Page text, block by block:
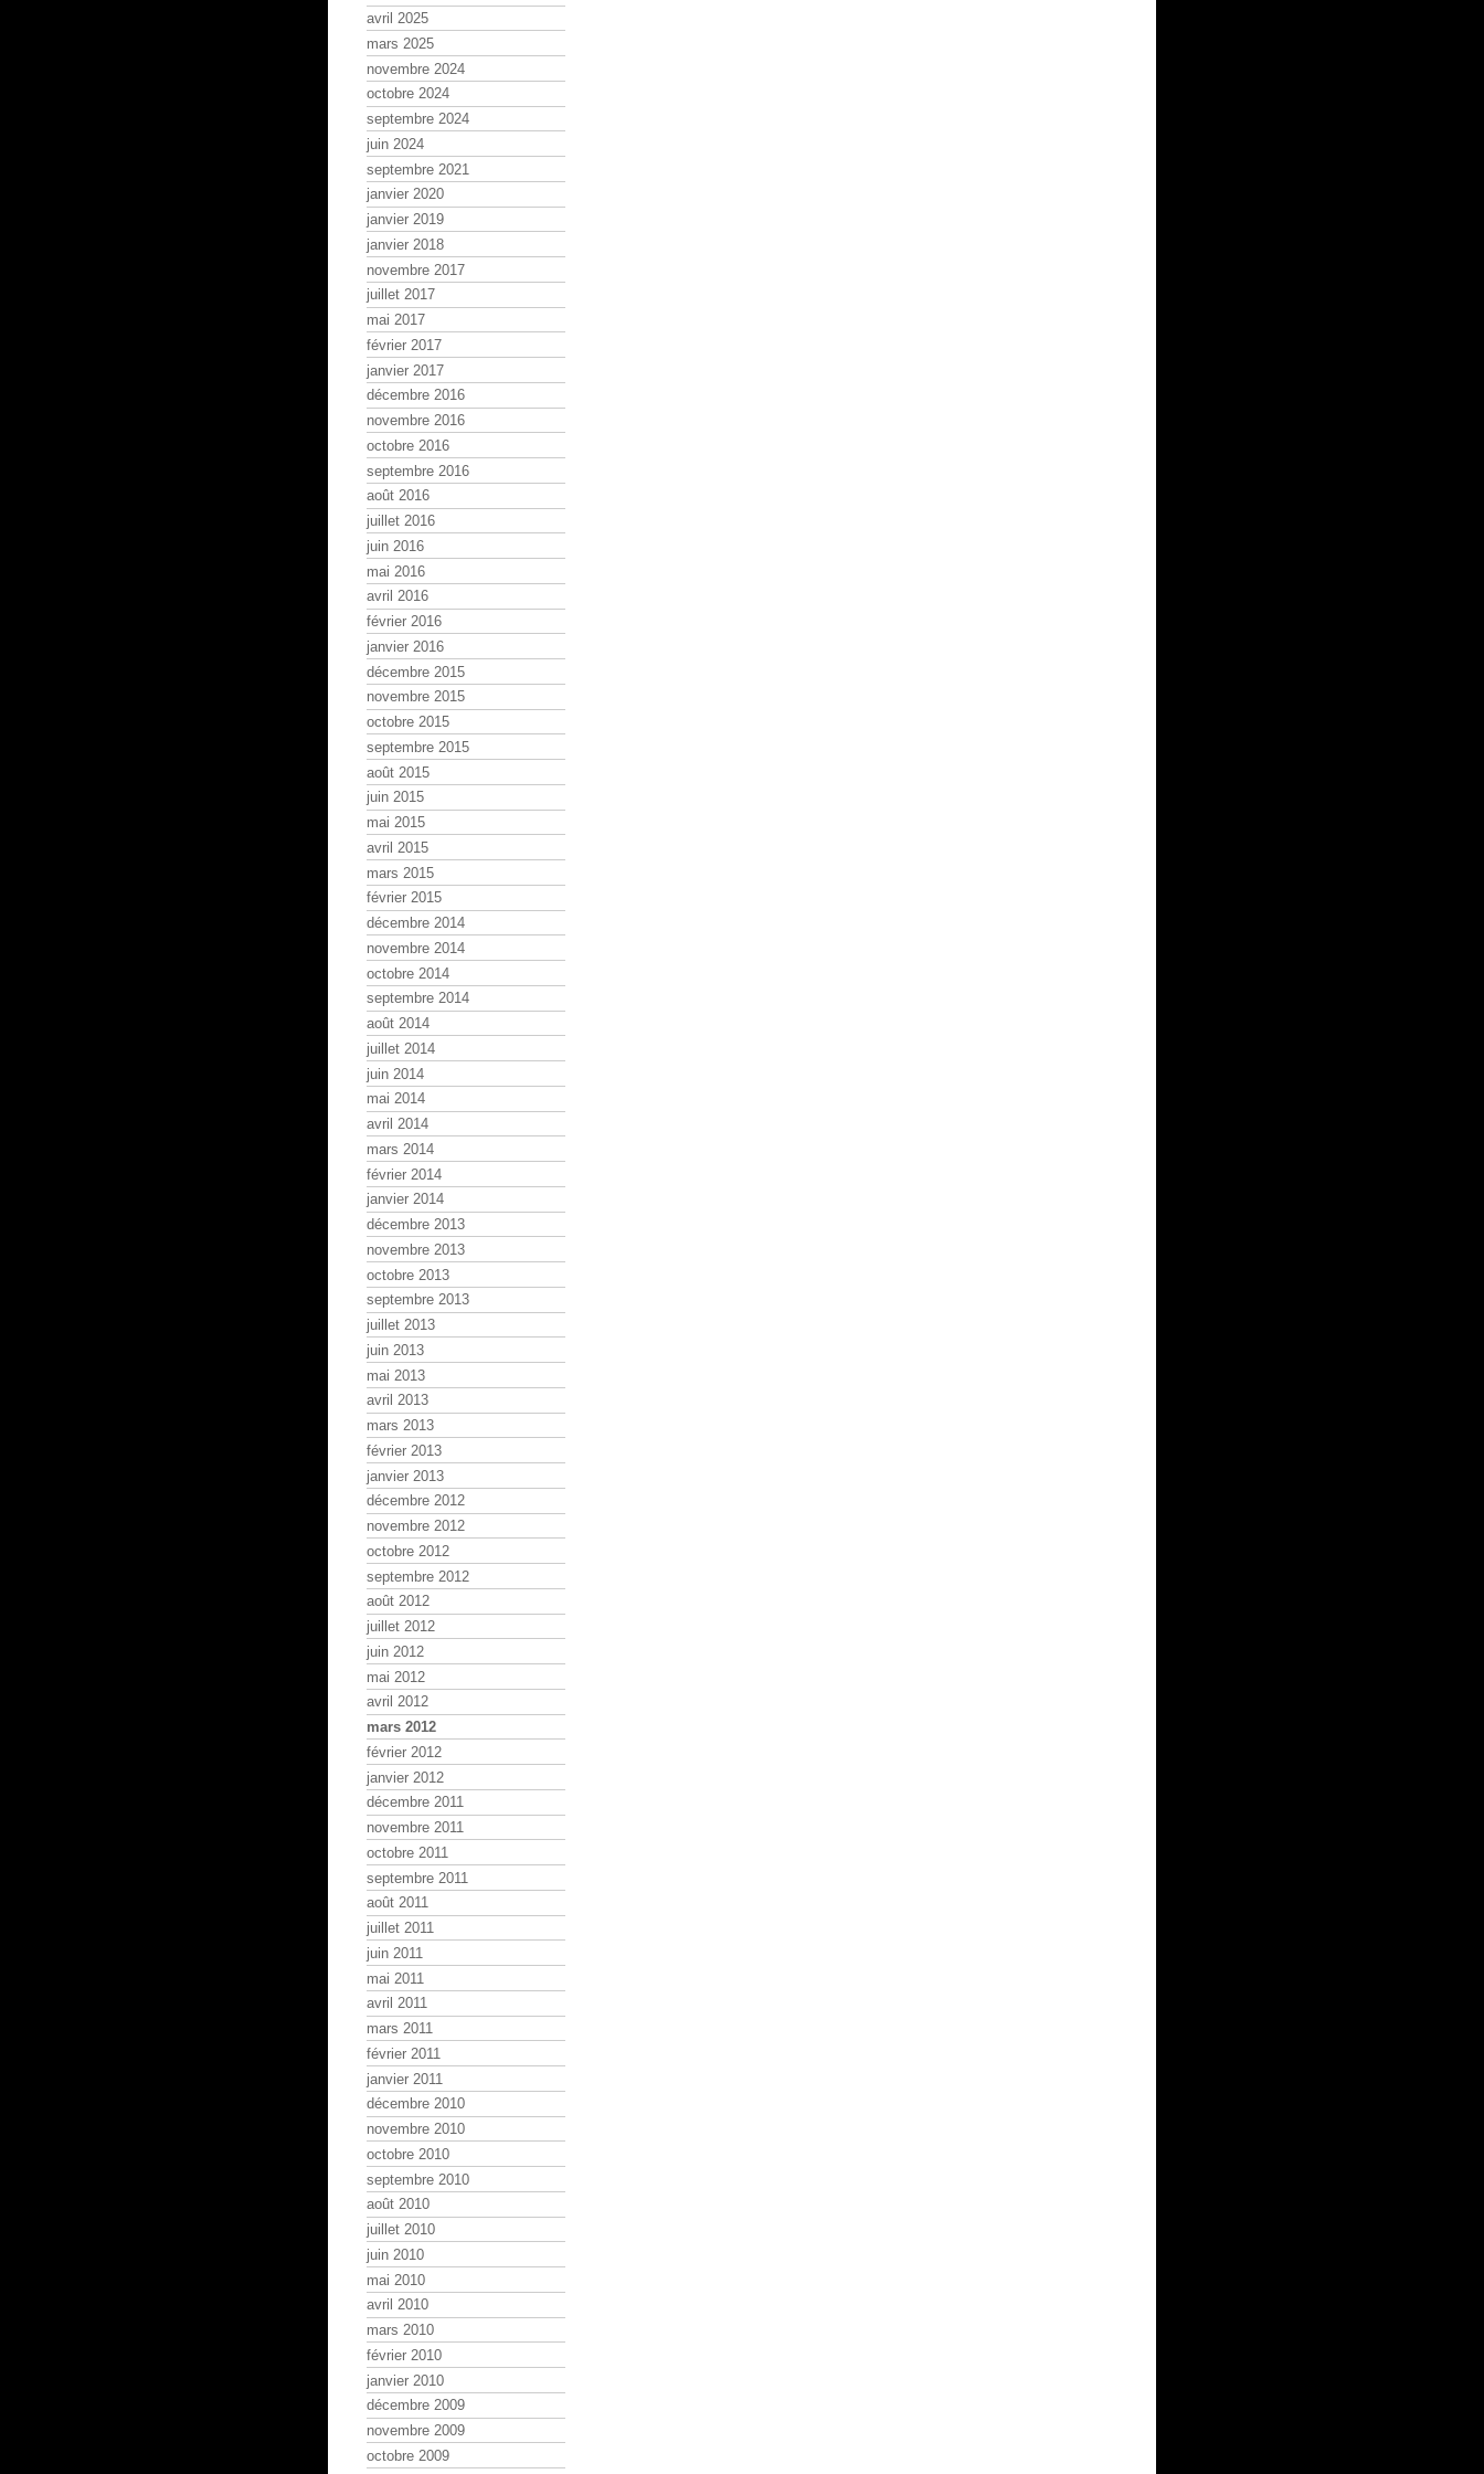
avril 2025
mars 2025
novembre 2024
octobre 2024
septembre 2024
juin 2024
septembre 2021
janvier 2020
janvier 2019
janvier 2018
novembre 2017
juillet 2017
mai 2017
février 2017
janvier 2017
décembre 2016
novembre 2016
octobre 2016
septembre 2016
août 2016
juillet 2016
juin 2016
mai 2016
avril 2016
février 2016
janvier 2016
décembre 2015
novembre 2015
octobre 2015
septembre 2015
août 2015
juin 2015
mai 2015
avril 2015
mars 2015
février 2015
décembre 2014
novembre 2014
octobre 2014
septembre 2014
août 2014
juillet 2014
juin 2014
mai 2014
avril 2014
mars 2014
février 2014
janvier 2014
décembre 2013
novembre 2013
octobre 2013
septembre 2013
juillet 2013
juin 2013
mai 2013
avril 2013
mars 2013
février 2013
janvier 2013
décembre 2012
novembre 2012
octobre 2012
septembre 2012
août 2012
juillet 2012
juin 2012
mai 2012
avril 2012
mars 2012
février 2012
janvier 2012
décembre 2011
novembre 2011
octobre 2011
septembre 2011
août 2011
juillet 2011
juin 2011
mai 2011
avril 2011
mars 2011
février 2011
janvier 2011
décembre 2010
novembre 2010
octobre 2010
septembre 2010
août 2010
juillet 2010
juin 2010
mai 2010
avril 2010
mars 2010
février 2010
janvier 2010
décembre 2009
novembre 2009
octobre 2009